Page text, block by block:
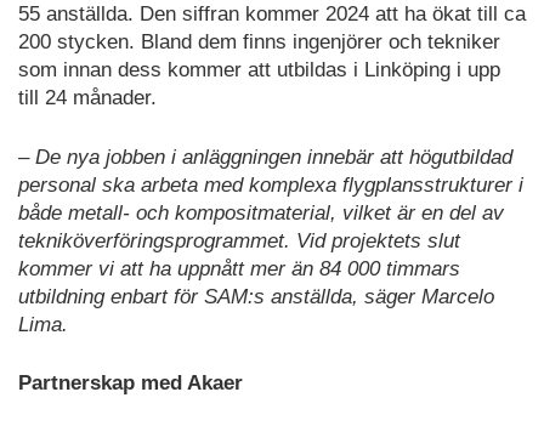
55 anställda. Den siffran kommer 2024 att ha ökat till ca
200 stycken. Bland dem finns ingenjörer och tekniker
som innan dess kommer att utbildas i Linköping i upp
till 24 månader.
– De nya jobben i anläggningen innebär att högutbildad
personal ska arbeta med komplexa flygplansstrukturer i
både metall- och kompositmaterial, vilket är en del av
tekniköverföringsprogrammet. Vid projektets slut
kommer vi att ha uppnått mer än 84 000 timmars
utbildning enbart för SAM:s anställda, säger Marcelo
Lima.
Partnerskap med Akaer